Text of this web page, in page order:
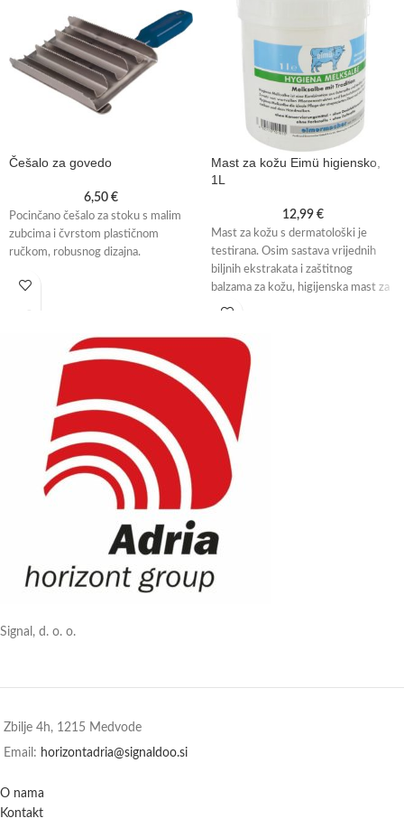
Češalo za govedo
6,50 €
Pocinčano češalo za stoku s malim
zubcima i čvrstom plastičnom
ručkom, robusnog dizajna.
Mast za kožu Eimü higiensko,
1L
12,99 €
Mast za kožu s dermatološki je
testirana. Osim sastava vrijednih
biljnih ekstrakata i zaštitnog
balzama za kožu, higijenska mast za
Signal, d. o. o.
Zbilje 4h, 1215 Medvode
Email: horizontadria@signaldoo.si
O nama
Kontakt